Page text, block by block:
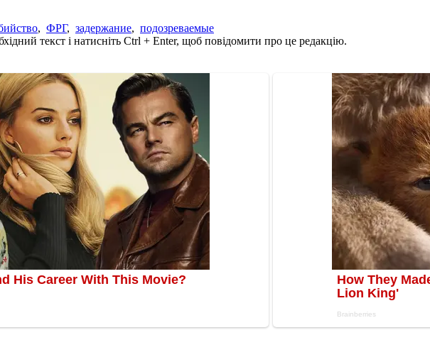
, ФРГ, задержание, подозреваемые
текст і натисніть Ctrl + Enter, щоб повідомити про це редакцію.